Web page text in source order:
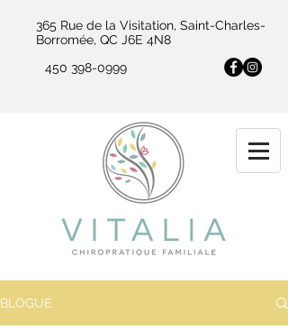
365 Rue de la Visitation, Saint-Charles-
Borromée, QC J6E 4N8
450 398-0999
BLOGUE